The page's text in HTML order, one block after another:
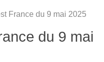
France du 9 mai 2025
du 9 mai